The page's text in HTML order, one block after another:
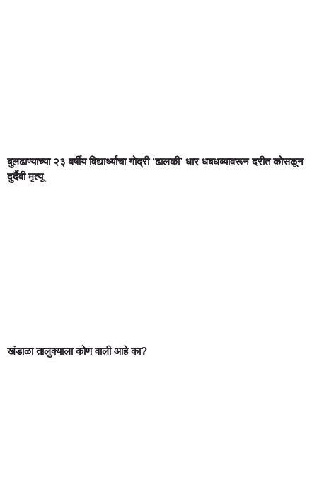
बुलढाण्याच्या २३ वर्षीय विद्यार्थ्याचा गोद्री ‘ढालकी’ धार धबधब्यावरून दरीत कोसळून
दुर्दैवी मृत्यू
खंडाळा तालुक्याला कोण वाली आहे का?